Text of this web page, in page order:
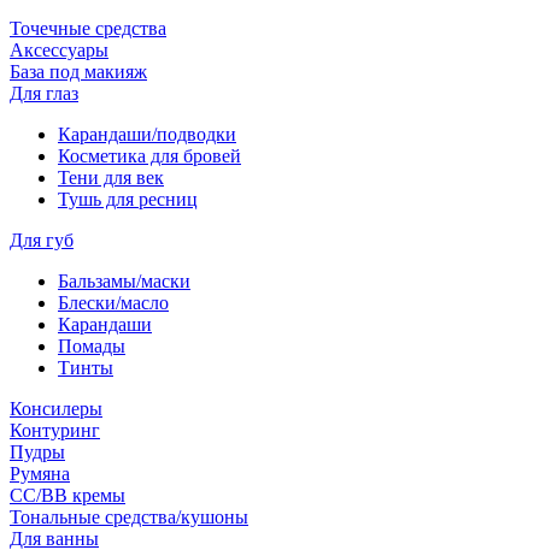
Точечные средства
Аксессуары
База под макияж
Для глаз
Карандаши/подводки
Косметика для бровей
Тени для век
Тушь для ресниц
Для губ
Бальзамы/маски
Блески/масло
Карандаши
Помады
Тинты
Консилеры
Контуринг
Пудры
Румяна
СС/ВВ кремы
Тональные средства/кушоны
Для ванны